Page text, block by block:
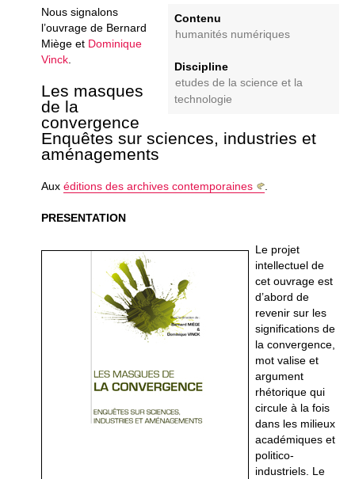
Contenu
humanités numériques
Discipline
etudes de la science et la
technologie
Nous signalons
l’ouvrage de Bernard
Miège et Dominique
Vinck
Les masques
de la
convergence
Enquêtes sur sciences, industries et
aménagements
Aux éditions des archives contemporaines
PRESENTATION
Le projet
intellectuel de
cet ouvrage est
d’abord de
revenir sur les
significations de
la convergence,
mot valise et
argument
rhétorique qui
circule à la fois
dans les milieux
académiques et
politico-
industriels. Le